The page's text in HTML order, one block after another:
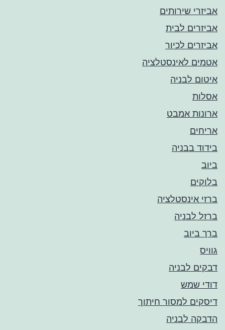
אביזרי שירותים
אביזרים לבית
אביזרים לכיור
אטמים לאינסטלציה
איטום לבניה
אסלות
ארונות אמבט
אריחים
בידוד בבניה
ביוב
בלוקים
ברזי אינסטלציה
ברזל לבניה
ברך ביוב
גוויס
דבקים לבניה
דודי שמש
דיסקים למסור חיתוך
הדבקה לבניה